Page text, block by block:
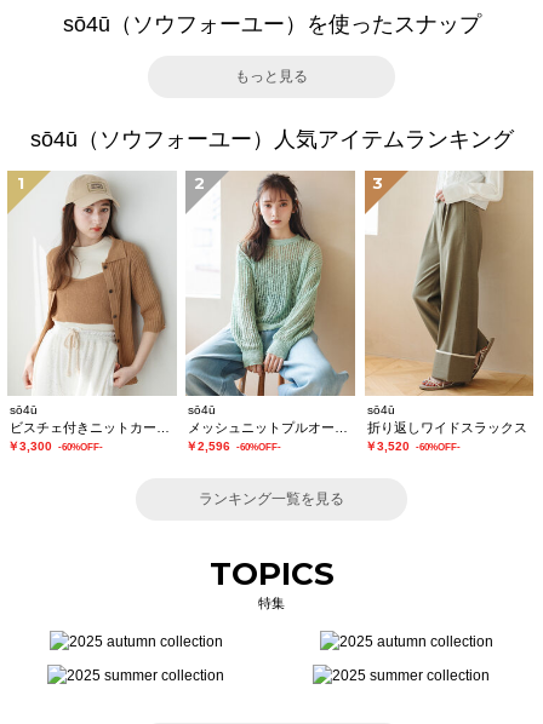
sō4ū（ソウフォーユー）を使ったスナップ
もっと見る
sō4ū（ソウフォーユー）人気アイテムランキング
1
sō4ū
￥3,300 -60%OFF-
2
sō4ū
￥2,596 -60%OFF-
3
sō4ū
折り返しワイドスラックス
￥3,520 -60%OFF-
ランキング一覧を見る
TOPICS
特集